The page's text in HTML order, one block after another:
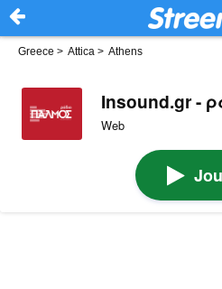
Greece > Attica > Athens
Insound.gr -
Web